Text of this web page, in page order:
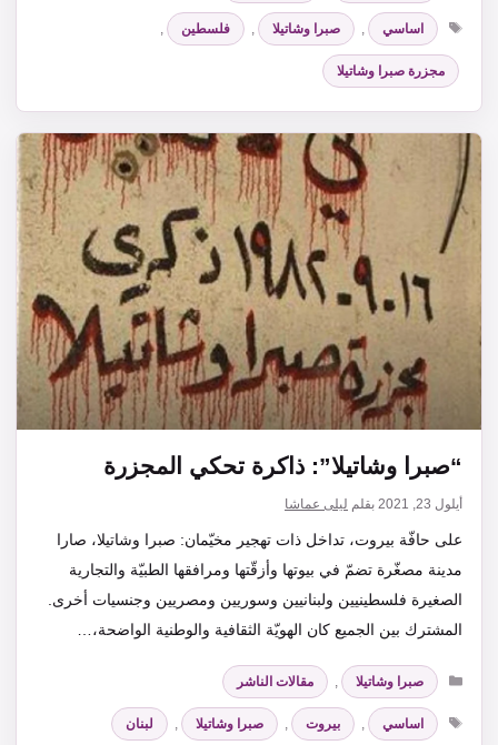
الوسوم
اساسي صبرا وشاتيلا فلسطين
مجزرة صبرا وشاتيلا
“صبرا وشاتيلا”: ذاكرة تحكي المجزرة
أيلول 23, 2021 بقلم ليلى عماشا
على حافّة بيروت، تداخل ذات تهجير مخيّمان: صبرا وشاتيلا، صارا
مدينة مصغّرة تضمّ في بيوتها وأزقّتها ومرافقها الطبيّة والتجارية
الصغيرة فلسطينيين ولبنانيين وسوريين ومصريين وجنسيات أخرى.
المشترك بين الجميع كان الهويّة الثقافية والوطنية الواضحة،…
التصنيفات
صبرا وشاتيلا
مقالات الناشر
الوسوم
اساسي بيروت صبرا وشاتيلا لبنان